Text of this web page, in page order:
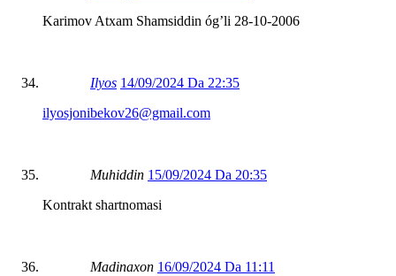
Karimov Atxam Shamsiddin óg’li 28-10-2006
Ilyos 14/09/2024 Da 22:35
ilyosjonibekov26@gmail.com
Muhiddin 15/09/2024 Da 20:35
Kontrakt shartnomasi
Madinaxon 16/09/2024 Da 11:11